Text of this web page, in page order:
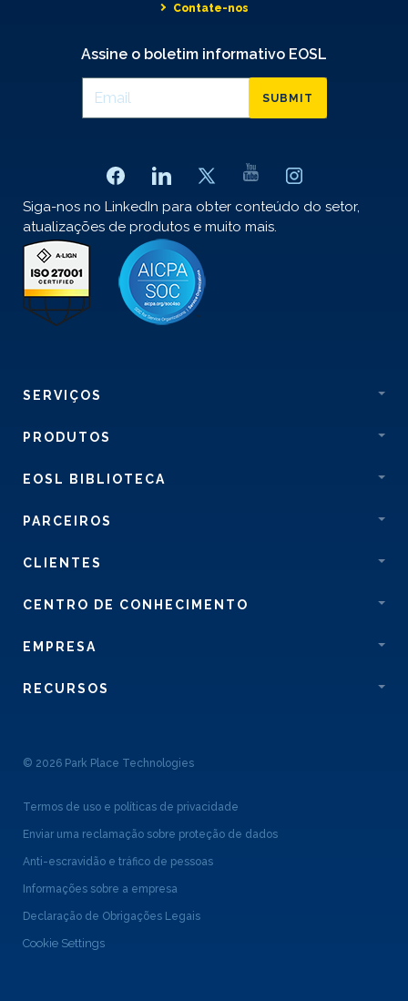
Contate-nos
Assine o boletim informativo EOSL
SUBMIT
Siga-nos no LinkedIn para obter conteúdo do setor,
atualizações de produtos e muito mais.
SERVIÇOS
PRODUTOS
EOSL BIBLIOTECA
PARCEIROS
CLIENTES
CENTRO DE CONHECIMENTO
EMPRESA
RECURSOS
© 2026 Park Place Technologies
Termos de uso e políticas de privacidade
Enviar uma reclamação sobre proteção de dados
Anti-escravidão e tráfico de pessoas
Informações sobre a empresa
Declaração de Obrigações Legais
Cookie Settings